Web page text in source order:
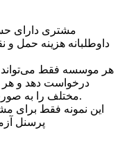
داوطلبانه هزینه حمل
درخواست دهد و هر
مختلف را به صورت رایگان در طول یک سال درخواست کند.
پرسنل